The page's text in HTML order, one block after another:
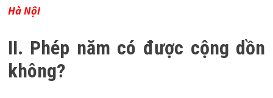
Hà Nội
II. Phép năm có được cộng dồn
không?